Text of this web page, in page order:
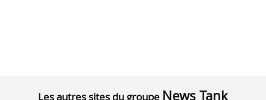
Les autres sites du groupe News Tank